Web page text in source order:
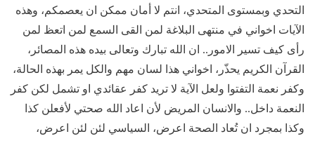
التحدي وبمستوى المتحدي، انتم لا أمان ممكن ان يعصمكم، وهذه
الآيات اخواني في منتهى البلاغة لمن القى السمع لمن اتعظ لمن
رأى كيف تسير الامور.. ان الله تبارك وتعالى بيده هذه المصائر،
القرآن الكريم يحذّر، اخواني هذا لسان مهم والكل يمر بهذه الحالة،
وكفر نعمة التفتوا ولعل الآية لا تريد كفر عقائدي او تشمل لكن كفر
النعمة داخل.. والانسان المريض لأن اعاد الله صحتي لأفعلن كذا
وكذا بمجرد ان تُعاد الصحة اعرض، السياسي لئن لئن اعرض،